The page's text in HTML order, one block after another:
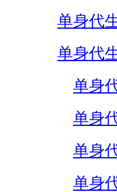
单身代
单身代
单身
单身
单身
单身